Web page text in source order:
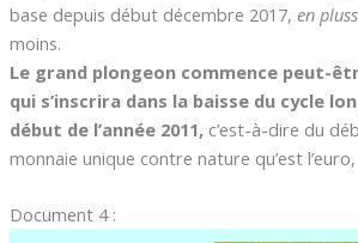
base depuis début décembre 2017, en
moins.
Le grand plongeon commence peut-
qui s’inscrira dans la baisse du cycle
début de l’année 2011, c’est-à-dire du
monnaie unique contre nature qu’est l’euro,
Document 4 :